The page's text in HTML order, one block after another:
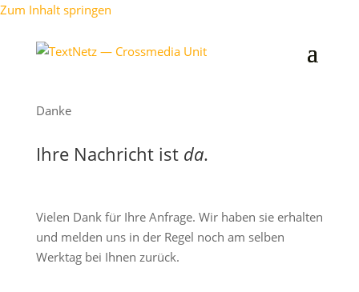
Zum Inhalt springen
Danke
Ihre Nachricht ist da.
Vielen Dank für Ihre Anfrage. Wir haben sie erhalten
und melden uns in der Regel noch am selben
Werktag bei Ihnen zurück.